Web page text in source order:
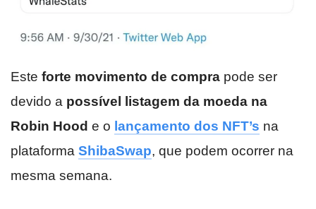
Este forte movimento de compra pode ser
devido a possível listagem da moeda na
Robin Hood e o lançamento dos NFT’s na
plataforma ShibaSwap, que podem ocorrer na
mesma semana.